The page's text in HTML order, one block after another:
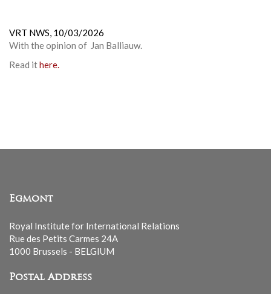
VRT NWS, 10/03/2026
With the opinion of Jan Balliauw.
Read ithere.
Egmont
Royal Institute for International Relations
Rue des Petits Carmes 24A
1000 Brussels - BELGIUM
Postal Address